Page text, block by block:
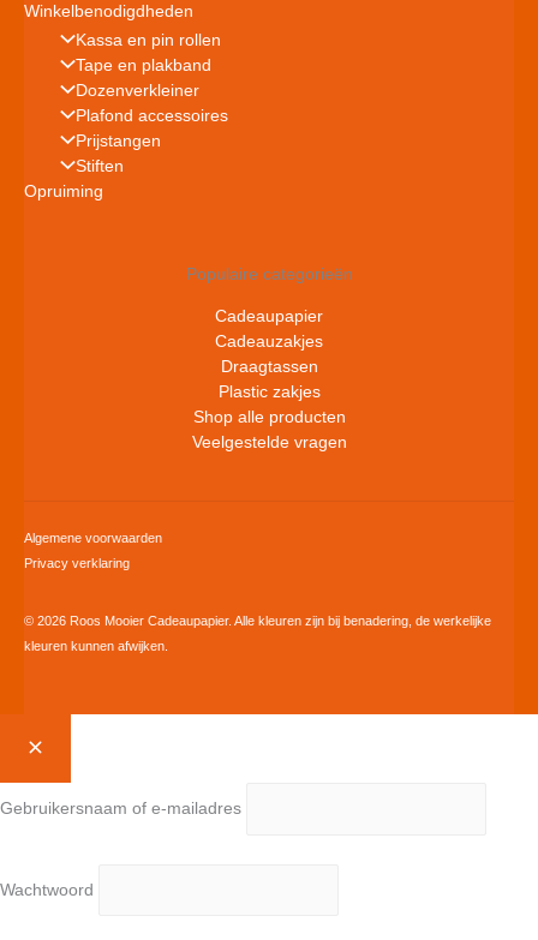
Winkelbenodigdheden
Kassa en pin rollen
Tape en plakband
Dozenverkleiner
Plafond accessoires
Prijstangen
Stiften
Opruiming
Populaire categorieën
Cadeaupapier
Cadeauzakjes
Draagtassen
Plastic zakjes
Shop alle producten
Veelgestelde vragen
© 2026 Roos Mooier Cadeaupapier. Alle kleuren zijn bij benadering, de werkelijke
kleuren kunnen afwijken.
Algemene voorwaarden
Privacy verklaring
Gebruikersnaam of e-mailadres
Wachtwoord